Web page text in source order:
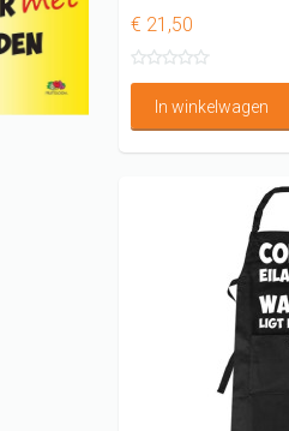
€ 21,50
In winkelwagen